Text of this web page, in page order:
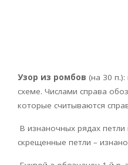
Узор из ромбов (на 30
схеме. Числами справа
которые считываются
В изнаночных рядах петли
скрещенные петли –